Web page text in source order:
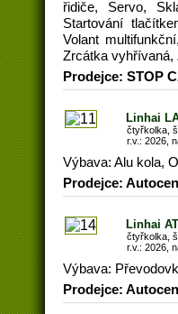
řidiče, Servo,
Startování
Volant
Zrcátka
Prodejce: STOP
Linhai
čtyřkolka,
r.v.: 2026,
Výbava: Alu kola,
Prodejce:
Linhai
čtyřkolka,
r.v.: 2026,
Výbava:
Prodejce: